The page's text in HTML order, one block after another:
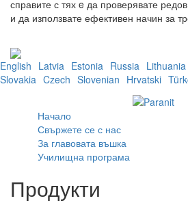
справите с тях e да проверявате
и да използвате ефективен начин за
English Latvia Estonia Russia Lithuania
Slovakia Czech Slovenian Hrvatski
Начало
Свържете се с нас
За главовата въшка
Училищна програма
Продукти